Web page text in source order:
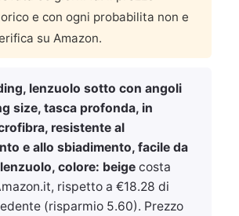
e con ogni probabilita non e
su Amazon.
lenzuolo sotto con angoli
size, tasca profonda, in
resistente al
e allo sbiadimento, facile da
colore: beige costa
rispetto a €18.28 di
(risparmio 5.60). Prezzo